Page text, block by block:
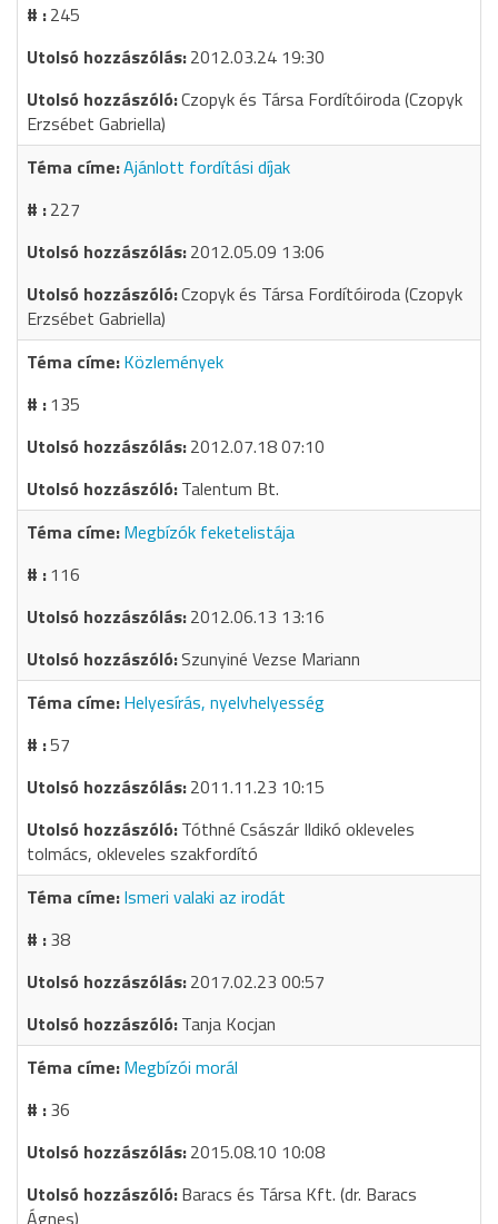
245
2012.03.24 19:30
Czopyk és Társa Fordítóiroda (Czopyk
Erzsébet Gabriella)
Ajánlott fordítási díjak
227
2012.05.09 13:06
Czopyk és Társa Fordítóiroda (Czopyk
Erzsébet Gabriella)
Közlemények
135
2012.07.18 07:10
Talentum Bt.
Megbízók feketelistája
116
2012.06.13 13:16
Szunyiné Vezse Mariann
Helyesírás, nyelvhelyesség
57
2011.11.23 10:15
Tóthné Császár Ildikó okleveles
tolmács, okleveles szakfordító
Ismeri valaki az irodát
38
2017.02.23 00:57
Tanja Kocjan
Megbízói morál
36
2015.08.10 10:08
Baracs és Társa Kft. (dr. Baracs
Ágnes)